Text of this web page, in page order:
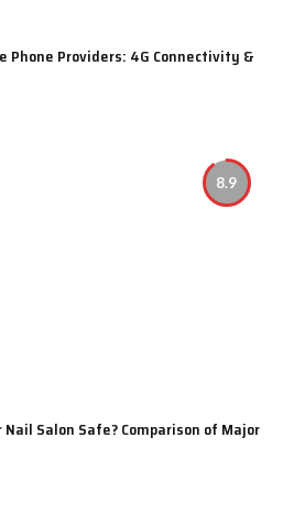
Phone Providers: 4G Connectivity &
8.9
Salon Safe? Comparison of Major